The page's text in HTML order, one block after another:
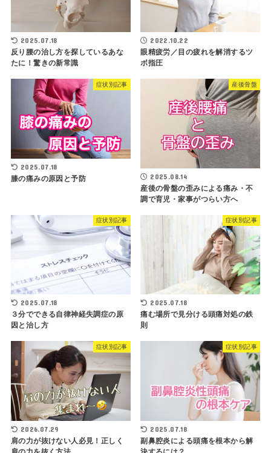
2025.07.18
反り腰の治し方を探しているあな
たに！驚きの新常識
2022.10.22
眼精疲労／目の疲れを解消するツ
ボ指圧
症状別記事
2025.07.18
膝の痛みの原因と予防
産後骨盤
2025.08.14
産後の骨盤の歪みによる痛み・不
調で育児・家事がつらい方へ
症状別記事
2025.07.18
３分でできる自律神経失調症の原
因と治し方
症状別記事
2025.07.18
痛む場所で見分ける頭痛対処の鉄
則
症状別記事
2026.07.29
肩の力が抜けない人必見！正しく
症状別記事
2025.07.18
副鼻腔炎による頭痛を根本から解